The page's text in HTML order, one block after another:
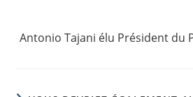
articles
Antonio Tajani élu Président du